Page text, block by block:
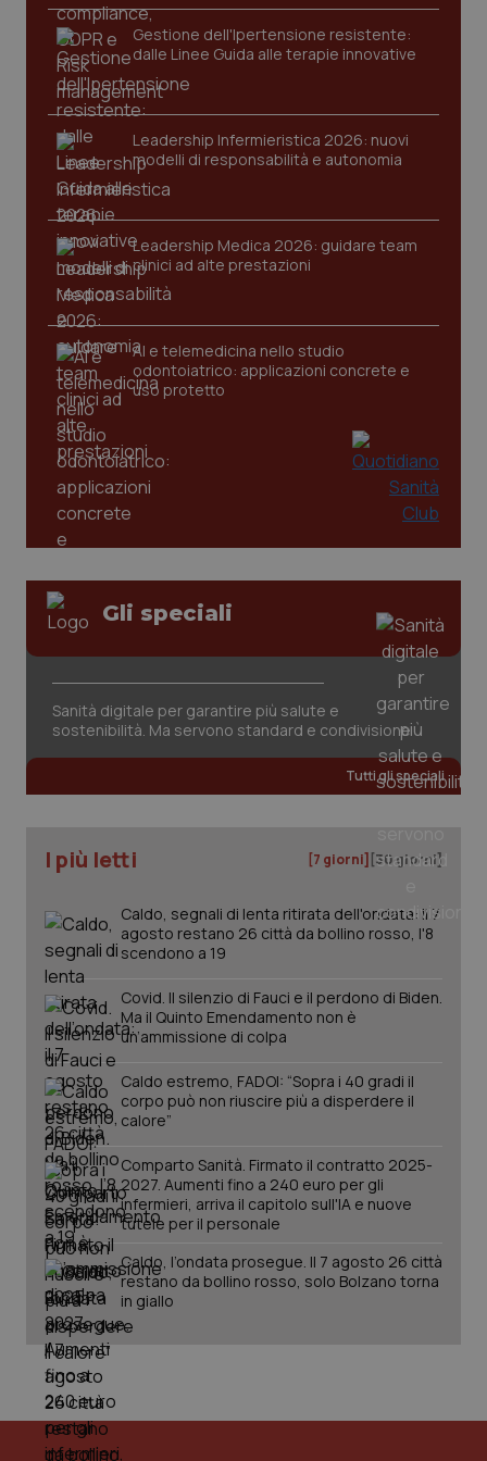
Gestione dell'Ipertensione resistente:
dalle Linee Guida alle terapie innovative
Leadership Infermieristica 2026: nuovi
modelli di responsabilità e autonomia
Leadership Medica 2026: guidare team
clinici ad alte prestazioni
AI e telemedicina nello studio
odontoiatrico: applicazioni concrete e
uso protetto
Gli speciali
Sanità digitale per garantire più salute e
sostenibilità. Ma servono standard e condivisione
Tutti gli speciali
I più letti [7 giorni] [30 giorni]
Caldo, segnali di lenta ritirata dell'ondata: il 7
agosto restano 26 città da bollino rosso, l'8
scendono a 19
Covid. Il silenzio di Fauci e il perdono di Biden.
Ma il Quinto Emendamento non è
un’ammissione di colpa
Caldo estremo, FADOI: “Sopra i 40 gradi il
corpo può non riuscire più a disperdere il
calore”
Comparto Sanità. Firmato il contratto 2025-
2027. Aumenti fino a 240 euro per gli
infermieri, arriva il capitolo sull'IA e nuove
tutele per il personale
Caldo, l’ondata prosegue. Il 7 agosto 26 città
restano da bollino rosso, solo Bolzano torna
in giallo
funzionare correttamente senza questi cookie.
Nome
Fornitore/Dominio
VISITOR_PRIVACY_METADATA
www.quotidianosanita.it
tracking-enable
www.quotidianosanita.it
_ga
Google LLC